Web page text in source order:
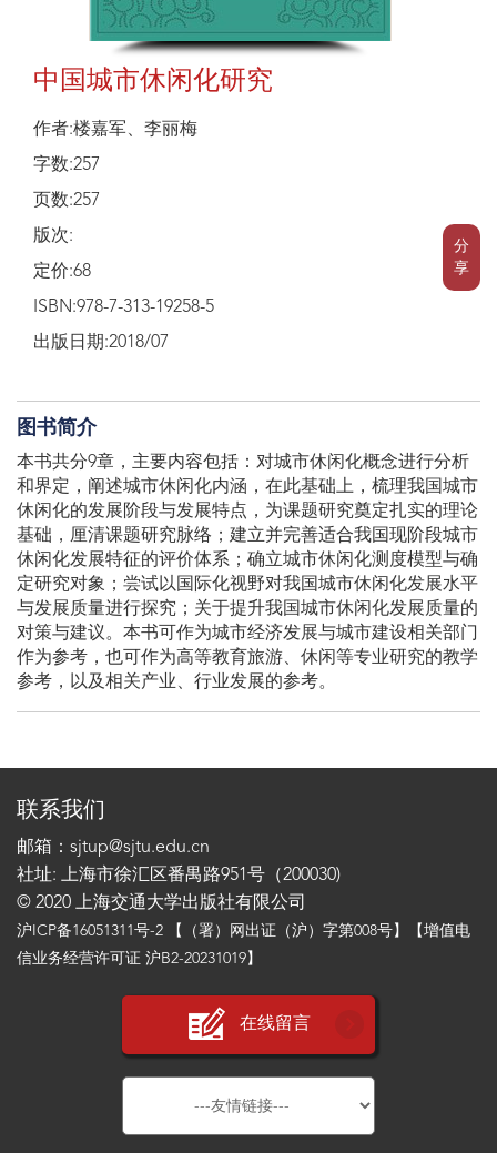
分
享
中国城市休闲化研究
作者:楼嘉军、李丽梅
字数:257
页数:257
版次:
定价:68
ISBN:978-7-313-19258-5
出版日期:2018/07
图书简介
本书共分9章，主要内容包括：对城市休闲化概念进行分析
和界定，阐述城市休闲化内涵，在此基础上，梳理我国城市
休闲化的发展阶段与发展特点，为课题研究奠定扎实的理论
基础，厘清课题研究脉络；建立并完善适合我国现阶段城市
休闲化发展特征的评价体系；确立城市休闲化测度模型与确
定研究对象；尝试以国际化视野对我国城市休闲化发展水平
与发展质量进行探究；关于提升我国城市休闲化发展质量的
对策与建议。本书可作为城市经济发展与城市建设相关部门
作为参考，也可作为高等教育旅游、休闲等专业研究的教学
参考，以及相关产业、行业发展的参考。
联系我们
邮箱：sjtup@sjtu.edu.cn
社址: 上海市徐汇区番禺路951号（200030)
© 2020 上海交通大学出版社有限公司
沪ICP备16051311号-2 【（署）网出证（沪）字第008号】【增值电
信业务经营许可证 沪B2-20231019】
在线留言